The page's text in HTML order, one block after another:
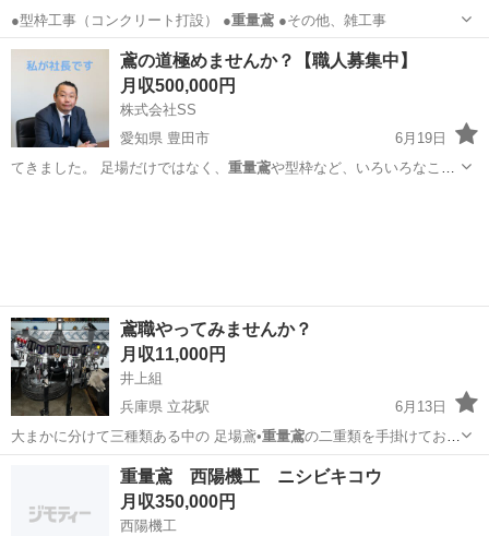
●型枠工事（コンクリート打設） ●重量鳶●その他、雑工事
愛知 豊田市 鳶職 足場
鳶の道極めませんか？【職人募集中】
月収500,000円
株式会社SS
愛知県 豊田市
6月19日
てきました。 足場だけではなく、 重量鳶や型枠など、いろいろなこと
鳶職やってみませんか？
月収11,000円
井上組
兵庫県 立花駅
6月13日
大まかに分けて三種類ある中の 足場鳶•重量鳶の二重類を手掛けており
本拠地を兵庫県尼…
尼崎市 立花駅 鳶職
重量鳶 西陽機工 ニシビキコウ
月収350,000円
西陽機工